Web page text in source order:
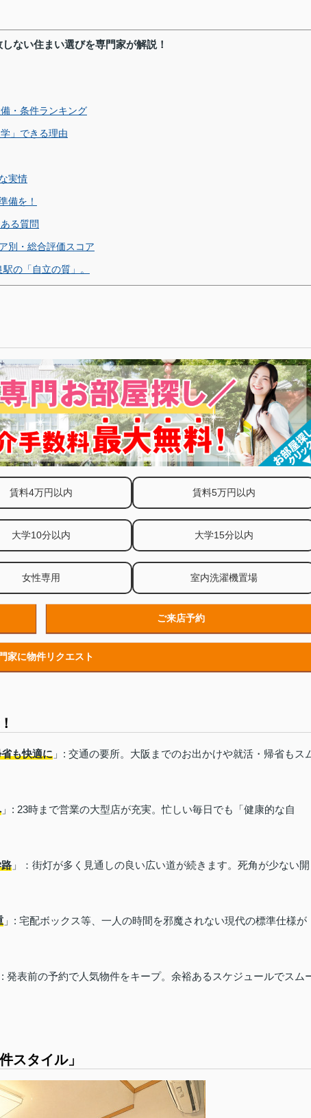
ない住まい選びを専門家が解説！
・条件ランキング
」できる理由
実情
備を！
る質問
別・総合評価スコア
の「自立の質」。
賃料4万円以内 賃料5万円以内
大学10分以内 大学15分以内
女性専用 室内洗濯機置場
ご来店予約
家に物件リクエスト
も快適に 」: 交通の要所。大阪までのお出かけや就活・帰省もス
」: 23時まで営業の大型店が充実。忙しい毎日でも「健康的な自
」：街灯が多く見通しの良い広い道が続きます。死角が少ない開
」: 宅配ボックス等、一人の時間を邪魔されない現代の標準仕様が
: 発表前の予約で人気物件をキープ。余裕あるスケジュールでスム
スタイル」